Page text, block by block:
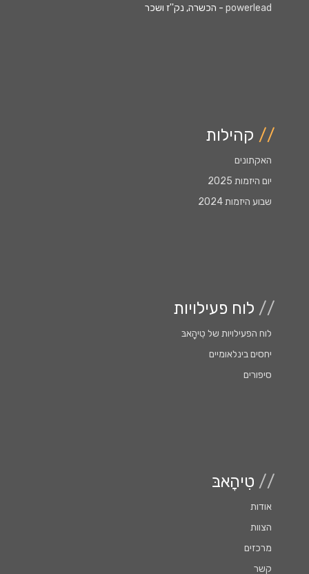
powerlead - הכשרה, נק''ז ושכר
// קהילות
האקתונים
יום היזמות 2025
שבוע היזמות 2024
// לוח פעילויות
לוח הפעילויות של טִִיהָָאבּ
יחסים בינלאומיים
סיפורים
// טִיהָאבּ
אודות
הצוות
מרכזים
קשר